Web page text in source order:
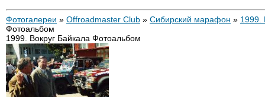
Фотогалереи » Offroadmaster Club » Сибирский марафон » 1999.
Фотоальбом
1999. Вокруг Байкала Фотоальбом